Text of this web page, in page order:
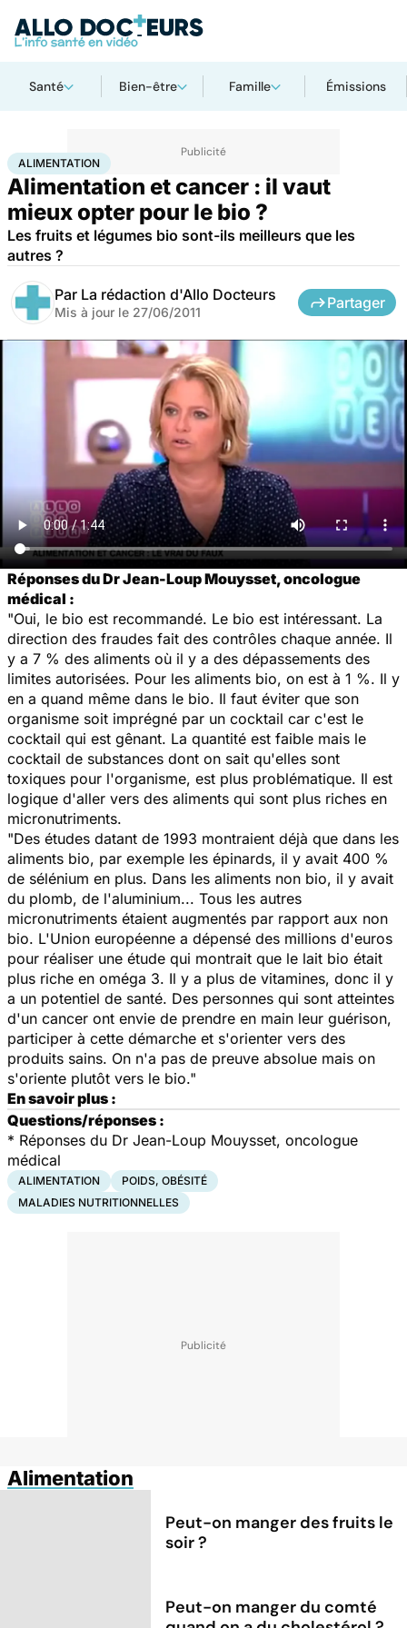
Santé Bien-être Famille Émissions
AccueilSantéMaladies Alimentation
ALIMENTATION
Alimentation et cancer : il vaut
mieux opter pour le bio ?
Les fruits et légumes bio sont-ils meilleurs que les
autres ?
Par La rédaction d'Allo Docteurs
Mis à jour le 27/06/2011
Partager
Réponses du Dr Jean-Loup Mouysset, oncologue
médical :
"Oui, le bio est recommandé. Le bio est intéressant. La
direction des fraudes fait des contrôles chaque année. Il
y a 7 % des aliments où il y a des dépassements des
limites autorisées. Pour les aliments bio, on est à 1 %. Il y
en a quand même dans le bio. Il faut éviter que son
organisme soit imprégné par un cocktail car c'est le
cocktail qui est gênant. La quantité est faible mais le
cocktail de substances dont on sait qu'elles sont
toxiques pour l'organisme, est plus problématique. Il est
logique d'aller vers des aliments qui sont plus riches en
micronutriments.
"Des études datant de 1993 montraient déjà que dans les
aliments bio, par exemple les épinards, il y avait 400 %
de sélénium en plus. Dans les aliments non bio, il y avait
du plomb, de l'aluminium... Tous les autres
micronutriments étaient augmentés par rapport aux non
bio. L'Union européenne a dépensé des millions d'euros
pour réaliser une étude qui montrait que le lait bio était
plus riche en oméga 3. Il y a plus de vitamines, donc il y
a un potentiel de santé. Des personnes qui sont atteintes
d'un cancer ont envie de prendre en main leur guérison,
participer à cette démarche et s'orienter vers des
produits sains. On n'a pas de preuve absolue mais on
s'oriente plutôt vers le bio."
En savoir plus :
Questions/réponses :
* Réponses du Dr Jean-Loup Mouysset, oncologue
médical
ALIMENTATION
POIDS, OBÉSITÉ
MALADIES NUTRITIONNELLES
Alimentation
Peut-on manger des fruits le
soir ?
Peut-on manger du comté